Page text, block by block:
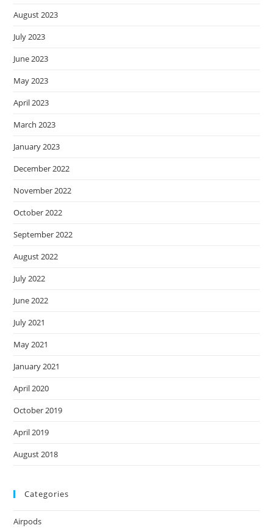
August 2023
July 2023
June 2023
May 2023
April 2023
March 2023
January 2023
December 2022
November 2022
October 2022
September 2022
August 2022
July 2022
June 2022
July 2021
May 2021
January 2021
April 2020
October 2019
April 2019
August 2018
Categories
Airpods